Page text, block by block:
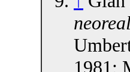
1981;